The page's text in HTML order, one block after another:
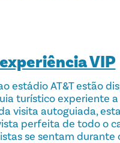
VIP
estádio AT&T estão
turístico experiente
visita autoguiada,
perfeita de todo o
se sentam durante